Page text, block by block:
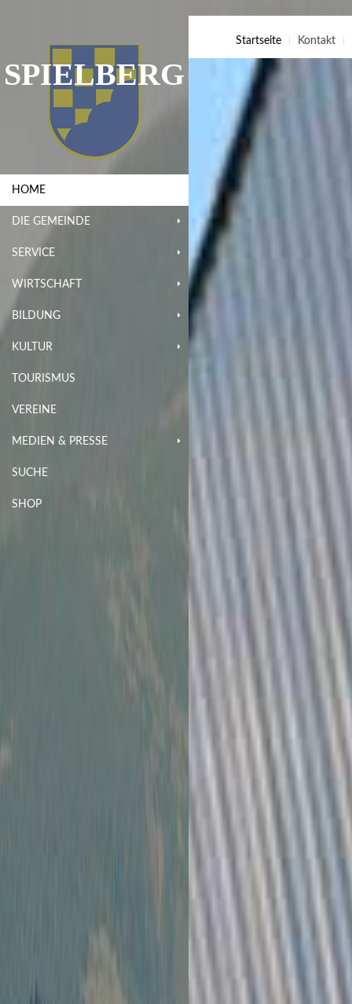
SPIELBERG
HOME
DIE GEMEINDE
SERVICE
WIRTSCHAFT
BILDUNG
KULTUR
TOURISMUS
VEREINE
MEDIEN & PRESSE
SUCHE
SHOP
Startseite Kontakt